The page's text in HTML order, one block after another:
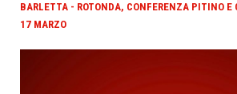
BARLETTA - ROTONDA, CONFERENZA PITINO E
17 MARZO